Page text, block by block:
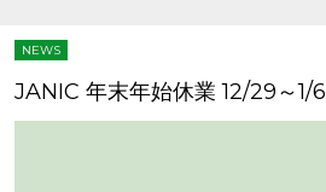
NEWS
JANIC 年末年始休業 12/29～1/6